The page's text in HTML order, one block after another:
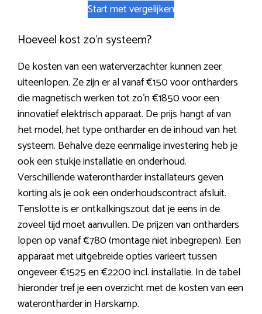
Start met vergelijken
Hoeveel kost zo’n systeem?
De kosten van een waterverzachter kunnen zeer
uiteenlopen. Ze zijn er al vanaf €150 voor ontharders
die magnetisch werken tot zo’n €1850 voor een
innovatief elektrisch apparaat. De prijs hangt af van
het model, het type ontharder en de inhoud van het
systeem. Behalve deze eenmalige investering heb je
ook een stukje installatie en onderhoud.
Verschillende waterontharder installateurs geven
korting als je ook een onderhoudscontract afsluit.
Tenslotte is er ontkalkingszout dat je eens in de
zoveel tijd moet aanvullen. De prijzen van ontharders
lopen op vanaf €780 (montage niet inbegrepen). Een
apparaat met uitgebreide opties varieert tussen
ongeveer €1525 en €2200 incl. installatie. In de tabel
hieronder tref je een overzicht met de kosten van een
waterontharder in Harskamp.